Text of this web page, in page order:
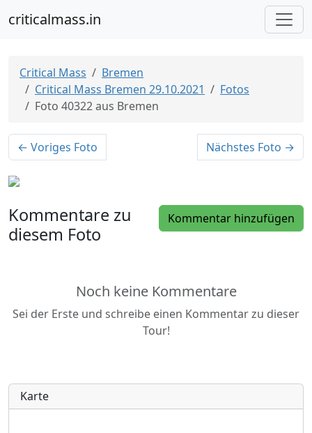
criticalmass.in
Critical Mass
Bremen
Critical Mass Bremen 29.10.2021
Fotos
Foto 40322 aus Bremen
← Voriges Foto Nächstes Foto →
Kommentar hinzufügen
Kommentare zu
diesem Foto
Noch keine Kommentare
Sei der Erste und schreibe einen Kommentar zu dieser
Tour!
Karte